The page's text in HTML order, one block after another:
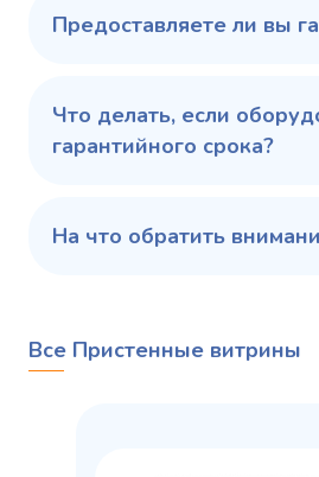
Предоставляете ли вы
Что делать, если
гарантийного срока?
На что обратить
Все Пристенные витрины